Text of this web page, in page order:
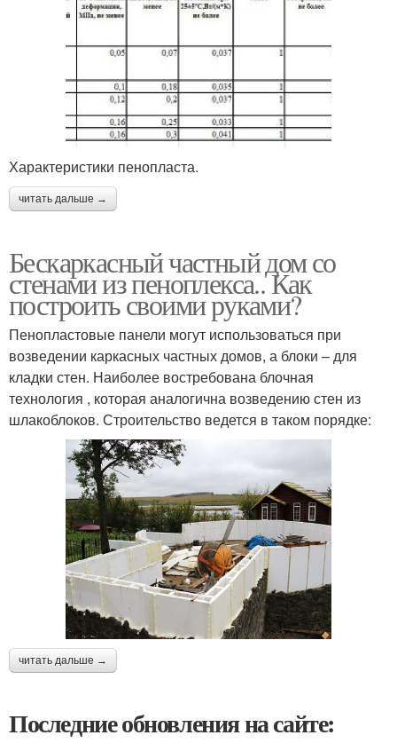
Характеристики пенопласта.
читать дальше →
Бескаркасный частный дом со
стенами из пеноплекса.. Как
построить своими руками?
Пенопластовые панели могут использоваться при
возведении каркасных частных домов, а блоки – для
кладки стен. Наиболее востребована блочная
технология , которая аналогична возведению стен из
шлакоблоков. Строительство ведется в таком порядке:
читать дальше →
Последние обновления на сайте: